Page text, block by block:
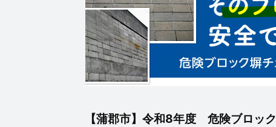
【蒲郡市】令和8年度 危険ブロック